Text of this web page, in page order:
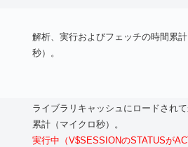
解析、実行およびフェッチの時間累
秒）。
ライブラリキャッシュにロードされ
累計（マイクロ秒）。
実行中（V$SESSIONのSTATUSが